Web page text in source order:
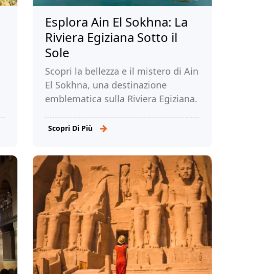
Esplora Ain El Sokhna: La
Riviera Egiziana Sotto il
Sole
Scopri la bellezza e il mistero di Ain
El Sokhna, una destinazione
emblematica sulla Riviera Egiziana.
Scopri Di Più